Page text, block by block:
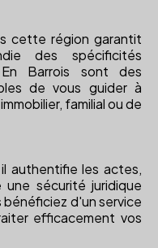
cette région garantit
des spécificités
Barrois sont des
de vous guider à
familial ou de
authentifie les actes,
sécurité juridique
bénéficiez d'un service
efficacement vos